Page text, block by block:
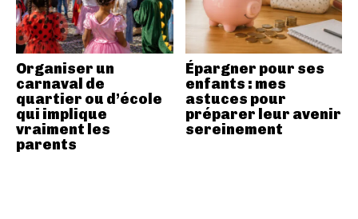
Organiser un
carnaval de
quartier ou d’école
qui implique
vraiment les
parents
Épargner pour ses
enfants : mes
astuces pour
préparer leur avenir
sereinement